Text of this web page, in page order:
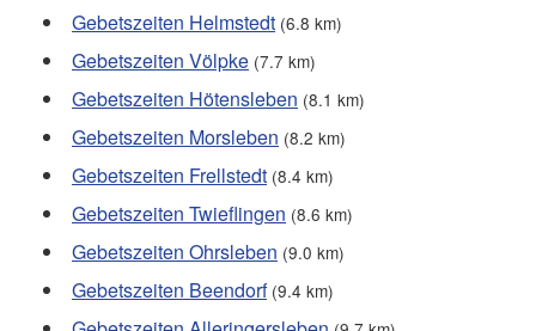
Gebetszeiten Helmstedt (6.8 km)
Gebetszeiten Völpke (7.7 km)
Gebetszeiten Hötensleben (8.1 km)
Gebetszeiten Morsleben (8.2 km)
Gebetszeiten Frellstedt (8.4 km)
Gebetszeiten Twieflingen (8.6 km)
Gebetszeiten Ohrsleben (9.0 km)
Gebetszeiten Beendorf (9.4 km)